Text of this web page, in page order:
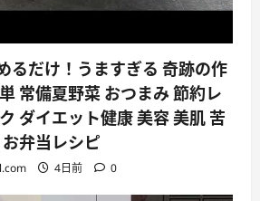
るだけ！うますぎる 奇跡の作
常備夏野菜 おつまみ 節約レ
ダイエット健康 美容 美肌 苦
弁当レシピ
4日前 0